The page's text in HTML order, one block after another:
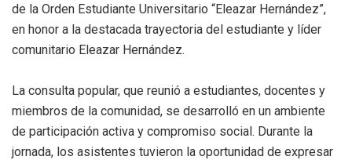
de la Orden Estudiante Universitario “Eleazar Hernández”,
en honor a la destacada trayectoria del estudiante y líder
comunitario Eleazar Hernández.
La consulta popular, que reunió a estudiantes, docentes y
miembros de la comunidad, se desarrolló en un ambiente
de participación activa y compromiso social. Durante la
jornada, los asistentes tuvieron la oportunidad de expresar